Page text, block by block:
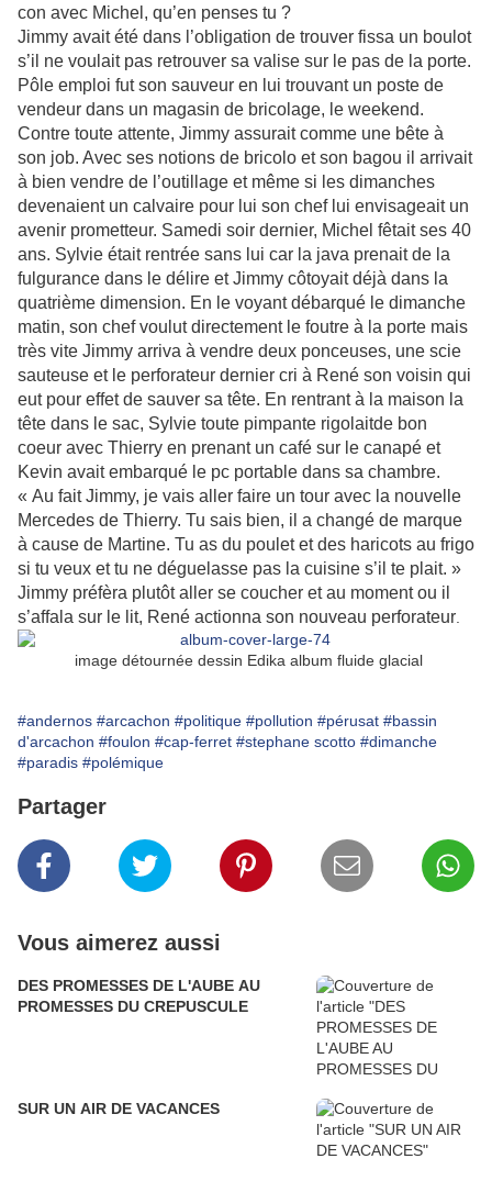
con avec Michel, qu’en penses tu ?
Jimmy avait été dans l’obligation de trouver fissa un boulot
s’il ne voulait pas retrouver sa valise sur le pas de la porte.
Pôle emploi fut son sauveur en lui trouvant un poste de
vendeur dans un magasin de bricolage, le weekend.
Contre toute attente, Jimmy assurait comme une bête à
son job. Avec ses notions de bricolo et son bagou il arrivait
à bien vendre de l’outillage et même si les dimanches
devenaient un calvaire pour lui son chef lui envisageait un
avenir prometteur. Samedi soir dernier, Michel fêtait ses 40
ans. Sylvie était rentrée sans lui car la java prenait de la
fulgurance dans le délire et Jimmy côtoyait déjà dans la
quatrième dimension. En le voyant débarqué le dimanche
matin, son chef voulut directement le foutre à la porte mais
très vite Jimmy arriva à vendre deux ponceuses, une scie
sauteuse et le perforateur dernier cri à René son voisin qui
eut pour effet de sauver sa tête. En rentrant à la maison la
tête dans le sac, Sylvie toute pimpante rigolaitde bon
coeur avec Thierry en prenant un café sur le canapé et
Kevin avait embarqué le pc portable dans sa chambre.
« Au fait Jimmy, je vais aller faire un tour avec la nouvelle
Mercedes de Thierry. Tu sais bien, il a changé de marque
à cause de Martine. Tu as du poulet et des haricots au frigo
si tu veux et tu ne déguelasse pas la cuisine s’il te plait. »
Jimmy préfèra plutôt aller se coucher et au moment ou il
s’affala sur le lit, René actionna son nouveau perforateur
image détournée dessin Edika album fluide glacial
#andernos #arcachon #politique #pollution #pérusat #bassin
d'arcachon #foulon #cap-ferret #stephane scotto #dimanche
#paradis #polémique
Partager
Vous aimerez aussi
DES PROMESSES DE L'AUBE AU
PROMESSES DU CREPUSCULE
SUR UN AIR DE VACANCES